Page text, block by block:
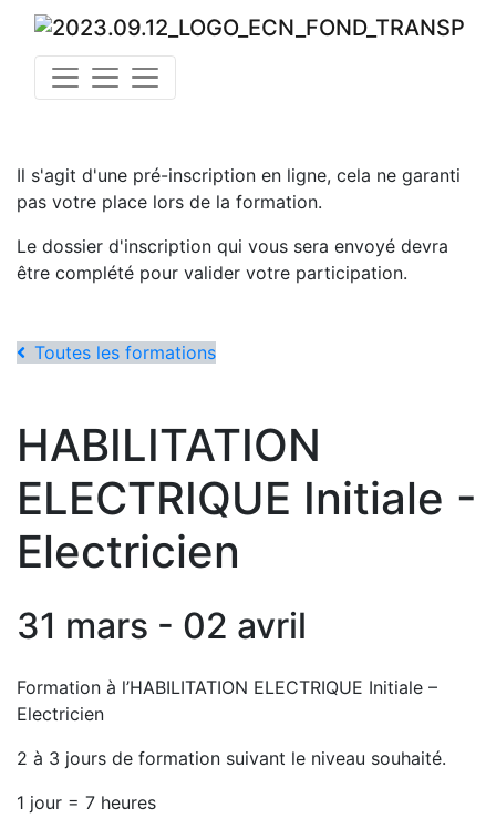
Il s'agit d'une pré-inscription en ligne, cela ne garanti
pas votre place lors de la formation.
Le dossier d'inscription qui vous sera envoyé devra
être complété pour valider votre participation.
Toutes les formations
HABILITATION
ELECTRIQUE Initiale -
Electricien
31 mars - 02 avril
Formation à l’HABILITATION ELECTRIQUE Initiale –
Electricien
2 à 3 jours de formation suivant le niveau souhaité.
1 jour = 7 heures